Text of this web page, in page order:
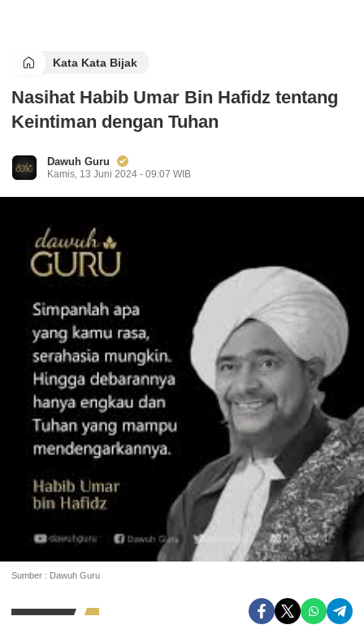
Kata Kata Bijak
Nasihat Habib Umar Bin Hafidz tentang
Keintiman dengan Tuhan
Dawuh Guru
Kamis, 13 Juni 2024 - 09:07 WIB
Sumber : Dawuh Guru